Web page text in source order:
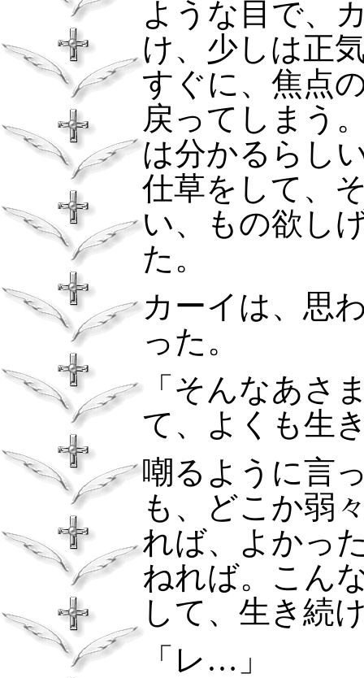
ような目で、
け、少しは正
すぐに、焦点
戻ってしまう
は分かるらし
仕草をして、
い、もの欲し
た。
カーイは、思
った。
「そんなあさ
て、よくも生
嘲るように言
も、どこか弱
れば、よかっ
ねれば。こん
して、生き続
「レ…」